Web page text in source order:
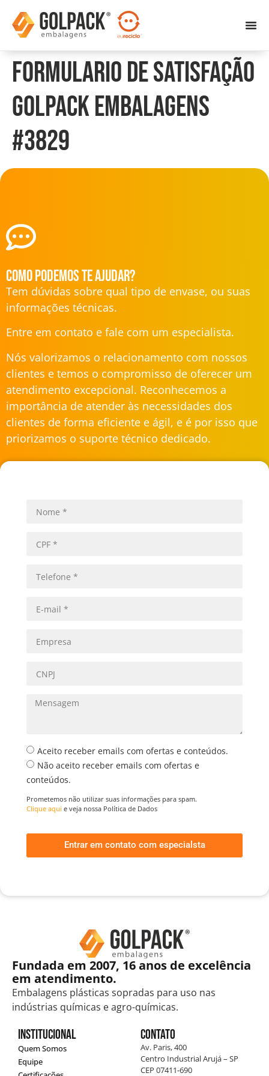
Formulario de Satisfação
Golpack Embalagens
#3829
Como podemos te ajudar?
Tem dúvidas sobre qual tipo de envase, ou suas
informações técnicas.
Entre em contato e fale com um especialista.
Nós valorizamos o relacionamento com nossos
clientes e temos o compromisso de oferecer um
atendimento excepcional. Reconhecemos a
importância de atender às necessidades dos
clientes de forma eficiente e ágil, e é por isso que
priorizamos o suporte técnico dedicado.
Aceito receber emails com ofertas e conteúdos.
Não aceito receber emails com ofertas e
conteúdos.
Prometemos não utilizar suas informações para spam.
Clique aqui e veja nossa Política de Dados
Entrar em contato com especialsta
Fundada em 2007, 16 anos de excelência
em atendimento.
Embalagens plásticas sopradas para uso nas
indústrias químicas e agro-químicas.
Institucional
Quem Somos
Equipe
Contato
Av. Paris, 400
Centro Industrial Arujá – SP
CEP 07411-690